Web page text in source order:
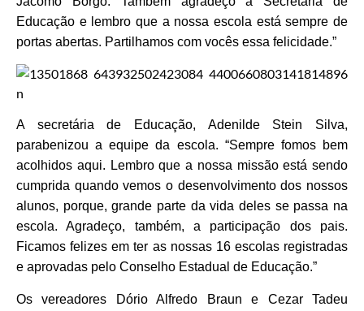
Educação e lembro que a nossa escola está sempre de
portas abertas. Partilhamos com vocês essa felicidade.”
A secretária de Educação, Adenilde Stein Silva,
parabenizou a equipe da escola. “Sempre fomos bem
acolhidos aqui. Lembro que a nossa missão está sendo
cumprida quando vemos o desenvolvimento dos nossos
alunos, porque, grande parte da vida deles se passa na
escola. Agradeço, também, a participação dos pais.
Ficamos felizes em ter as nossas 16 escolas registradas
e aprovadas pelo Conselho Estadual de Educação.”
Os vereadores Dório Alfredo Braun e Cezar Tadeu